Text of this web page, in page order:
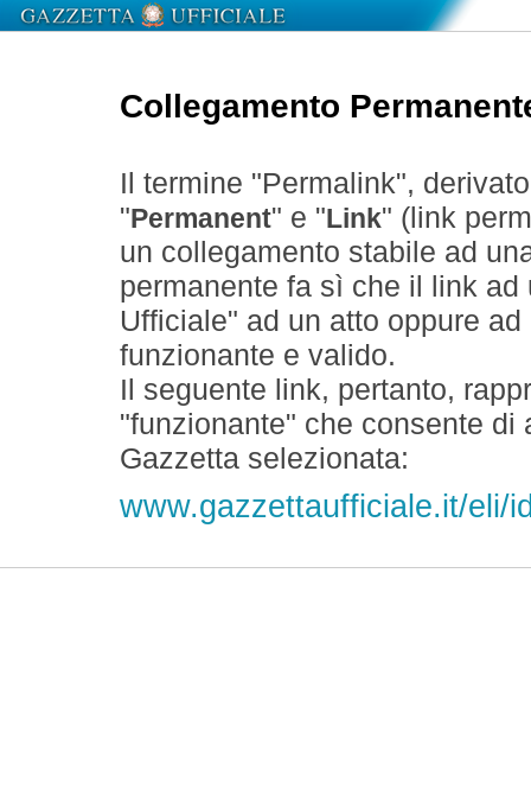
Collegamento
Il termine "Permalink",
" Permanent" e " Link" (link
un collegamento stabile ad
permanente fa sì che il link
Ufficiale" ad un atto oppure
funzionante e valido.
Il seguente link, pertanto,
"funzionante" che consente
Gazzetta selezionata:
www.gazzettaufficiale.it/eli/